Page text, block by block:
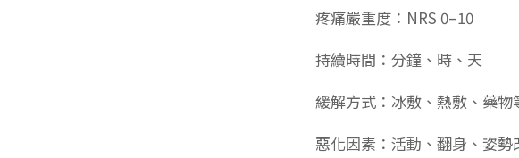
疼痛嚴重度： NRS 0–10
持續時間：分鐘、時、天
緩解方式：冰敷、熱敷、藥物
惡化因素：活動、翻身、姿勢